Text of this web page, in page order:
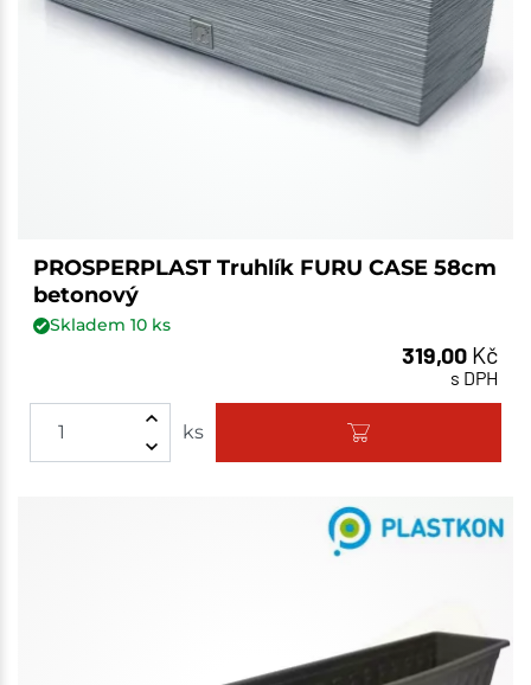
PROSPERPLAST Truhlík FURU CASE 58cm
betonový
Skladem 10ks
319,00 Kč
s DPH
ks